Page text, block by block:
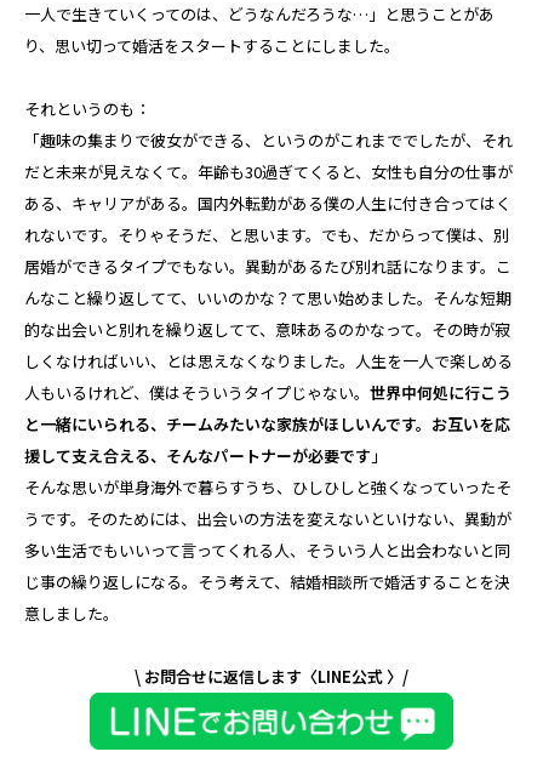
一人で生きていくってのは、どうなんだろうな…」と思うことがあ
り、思い切って婚活をスタートすることにしました。
それというのも：
「趣味の集まりで彼女ができる、というのがこれまででしたが、それ
だと未来が見えなくて。年齢も30過ぎてくると、女性も自分の仕事が
ある、キャリアがある。国内外転勤がある僕の人生に付き合ってはく
れないです。そりゃそうだ、と思います。でも、だからって僕は、別
居婚ができるタイプでもない。異動があるたび別れ話になります。こ
んなこと繰り返してて、いいのかな？て思い始めました。そんな短期
的な出会いと別れを繰り返してて、意味あるのかなって。その時が寂
しくなければいい、とは思えなくなりました。人生を一人で楽しめる
人もいるけれど、僕はそういうタイプじゃない。 世界中何処に行こう
と一緒にいられる、チームみたいな家族がほしいんです。お互いを応
援して支え合える、そんなパートナーが必要です 」
そんな思いが単身海外で暮らすうち、ひしひしと強くなっていったそ
うです。そのためには、出会いの方法を変えないといけない、異動が
多い生活でもいいって言ってくれる人、そういう人と出会わないと同
じ事の繰り返しになる。そう考えて、結婚相談所で婚活することを決
意しました。
\ お問合せに返信します〈LINE公式 〉/